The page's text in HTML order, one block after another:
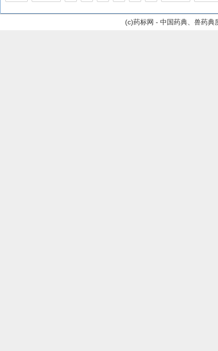
(c)药标网 - 中国药典、兽药典